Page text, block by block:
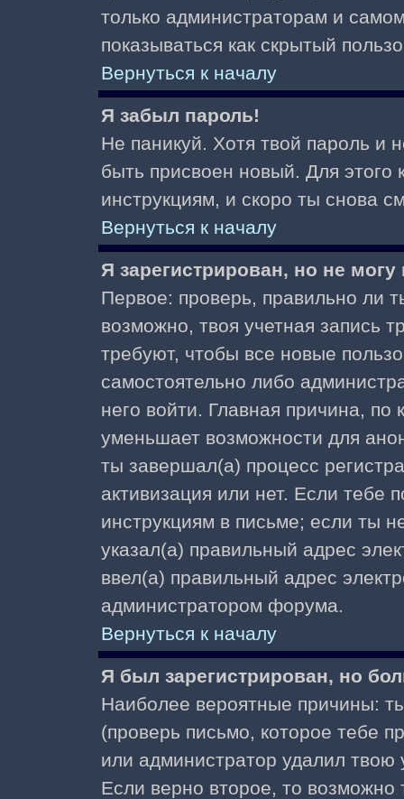
только администраторам и
показываться как скрытый
Вернуться к началу
Я забыл пароль!
Не паникуй. Хотя твой пароль и
быть присвоен новый. Для этого
инструкциям, и скоро ты снова
Вернуться к началу
Я зарегистрирован, но не могу
Первое: проверь, правильно ли
возможно, твоя учетная запись
требуют, чтобы все новые
самостоятельно либо
него войти. Главная причина,
уменьшает возможности для
ты завершал(а) процесс
активизация или нет. Если тебе
инструкциям в письме; если ты
указал(а) правильный адрес
ввел(а) правильный адрес
администратором форума.
Вернуться к началу
Я был зарегистрирован, но
Наиболее вероятные причины:
(проверь письмо, которое тебе
или администратор удалил твою
Если верно второе, то